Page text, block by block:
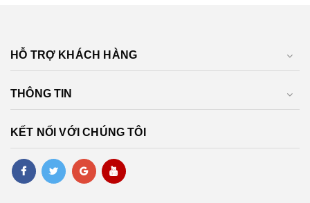
HỖ TRỢ KHÁCH HÀNG
THÔNG TIN
KẾT NỐI VỚI CHÚNG TÔI